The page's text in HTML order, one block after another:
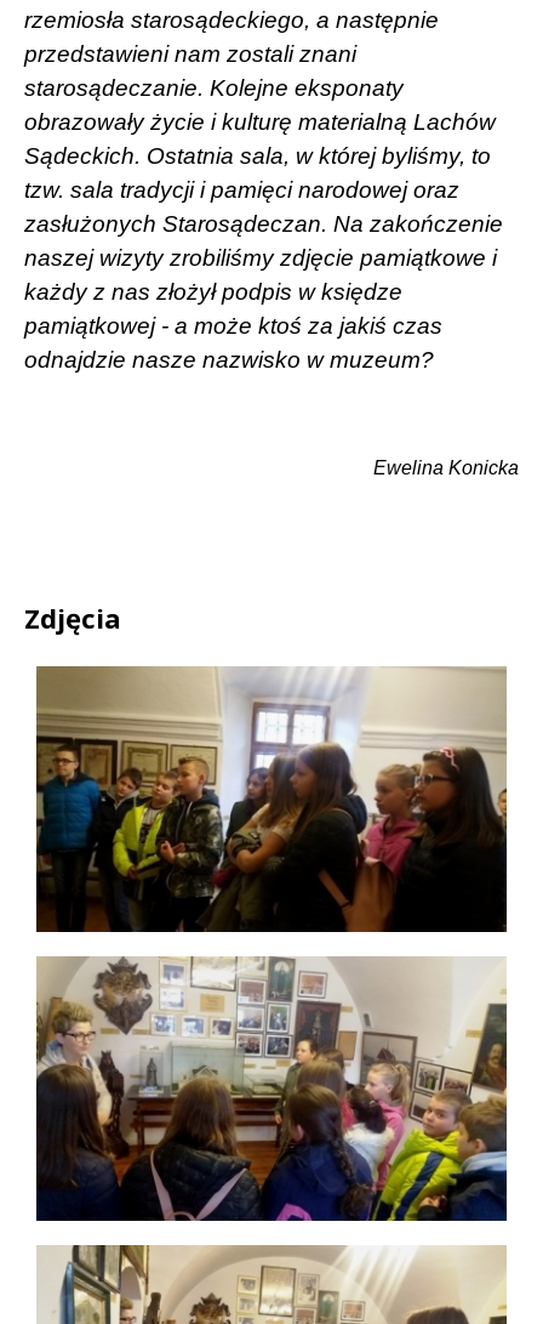
rzemiosła starosądeckiego, a następnie
przedstawieni nam zostali znani
starosądeczanie. Kolejne eksponaty
obrazowały życie i kulturę materialną Lachów
Sądeckich. Ostatnia sala, w której byliśmy, to
tzw. sala tradycji i pamięci narodowej oraz
zasłużonych Starosądeczan. Na zakończenie
naszej wizyty zrobiliśmy zdjęcie pamiątkowe i
każdy z nas złożył podpis w księdze
pamiątkowej - a może ktoś za jakiś czas
odnajdzie nasze nazwisko w muzeum?
Ewelina Konicka
Zdjęcia